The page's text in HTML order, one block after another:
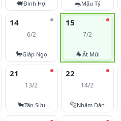
🐖Đinh Hợi 🐀Mậu Tý
14
6/2
🐎Giáp Ngọ
15
7/2
🐐Ất Mùi
21
13/2
🐂Tân Sửu
22
14/2
🐅Nhâm Dần